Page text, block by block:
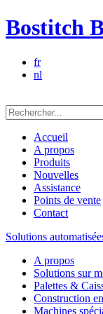
Bostitch
fr
nl
Accueil
A propos
Produits
Nouvelles
Assistance
Points de vente
Contact
Solutions
A propos
Solutions sur
Palettes &
Construction
Machines